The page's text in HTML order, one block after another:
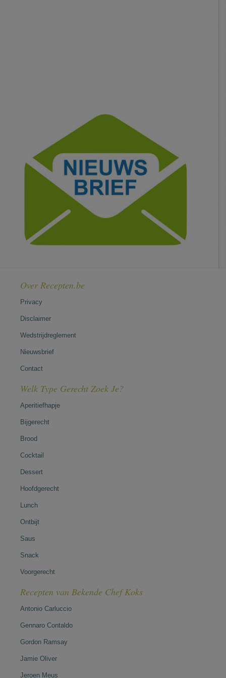
Over Recepten.be
Privacy
Disclaimer
Wedstrijdreglement
Nieuwsbrief
Contact
Welk Type Gerecht Zoek Je?
Aperitiefhapje
Bijgerecht
Brood
Cocktail
Dessert
Hoofdgerecht
Lunch
Ontbijt
Saus
Snack
Voorgerecht
Recepten van Bekende Chef Koks
Antonio Carluccio
Gennaro Contaldo
Gordon Ramsay
Jamie Oliver
Jeroen Meus